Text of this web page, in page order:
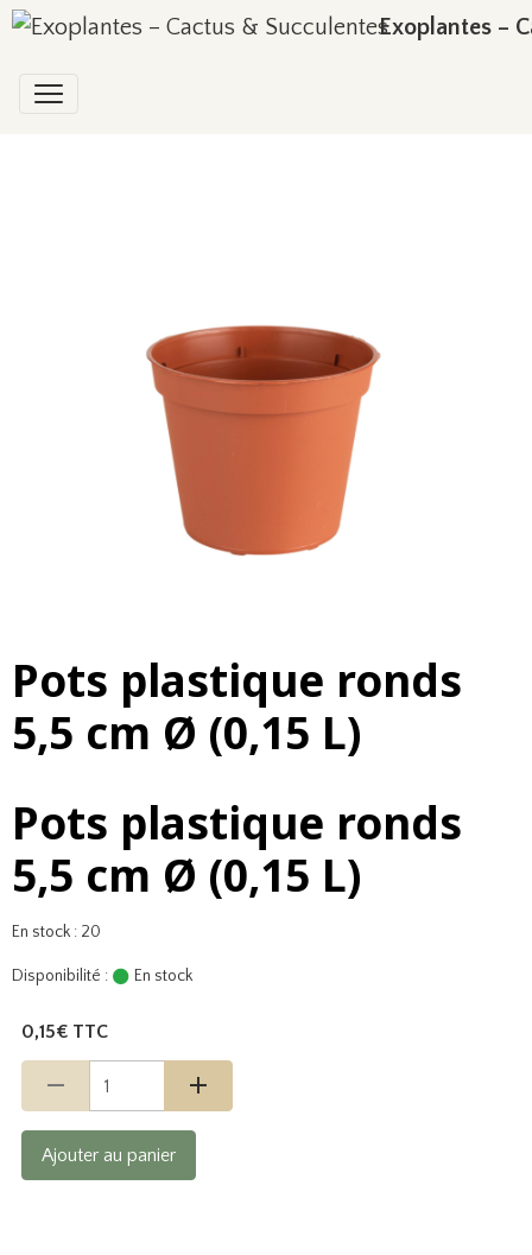
Exoplantes –
Pots plastique ronds
5,5 cm Ø (0,15 L)
Pots plastique ronds
5,5 cm Ø (0,15 L)
En stock : 20
Disponibilité : En stock
0,15€ TTC
Ajouter au panier